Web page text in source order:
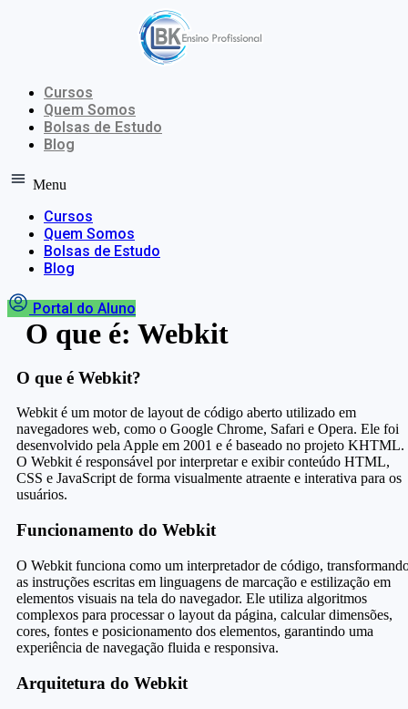
Cursos
Quem Somos
Bolsas de Estudo
Blog
Menu
Cursos
Quem Somos
Bolsas de Estudo
Blog
Portal do Aluno
O que é: Webkit
O que é Webkit?
Webkit é um motor de layout de código aberto utilizado em
navegadores web, como o Google Chrome, Safari e Opera. Ele foi
desenvolvido pela Apple em 2001 e é baseado no projeto KHTML.
O Webkit é responsável por interpretar e exibir conteúdo HTML,
CSS e JavaScript de forma visualmente atraente e interativa para os
usuários.
Funcionamento do Webkit
O Webkit funciona como um interpretador de código,
as instruções escritas em linguagens de marcação e estilização em
elementos visuais na tela do navegador. Ele utiliza algoritmos
complexos para processar o layout da página, calcular dimensões,
cores, fontes e posicionamento dos elementos, garantindo uma
experiência de navegação fluida e responsiva.
Arquitetura do Webkit